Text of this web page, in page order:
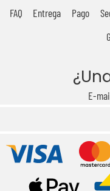
FAQ Entrega Pago
E-